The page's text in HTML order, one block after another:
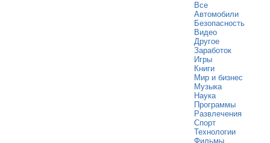
Все
Автомобили
Безопасность
Видео
Другое
Заработок
Игры
Книги
Мир и бизнес
Музыка
Наука
Программы
Развлечения
Спорт
Технологии
Фильмы